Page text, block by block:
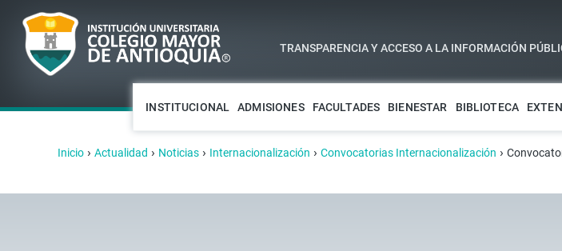
TRANSPARENCIA Y ACCESO A LA INFORMACIÓN
INSTITUCIONAL ADMISIONES FACULTADES BIENESTAR BIBLIOTECA
Inicio › Actualidad › Noticias › Internacionalización › Convocatorias Internacionalización ›